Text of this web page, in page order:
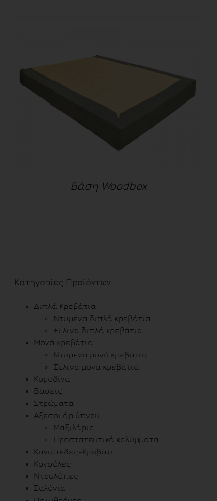
Βάση Woodbox
Κατηγορίες Προϊόντων
Διπλά Κρεβάτια
Ντυμένα διπλά κρεβάτια
Ξύλινα διπλά κρεβάτια
Μονά κρεβάτια
Ντυμένα μονά κρεβάτια
Ξύλινα μονά κρεβάτια
Κομοδίνα
Βάσεις
Στρώματα
Αξεσουάρ ύπνου
Μαξιλάρια
Προστατευτικά καλύμματα
Καναπέδες-Κρεβάτι
Κονσόλες
Ντουλάπες
Σαλόνια